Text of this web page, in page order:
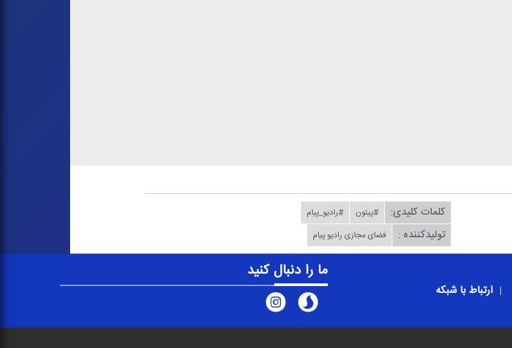
کلمات کلیدی: #پیتون #رادیو_پیام
تولیدکننده : فضای مجازی رادیو پیام
ارتباط با شبکه
ما را دنبال کنید